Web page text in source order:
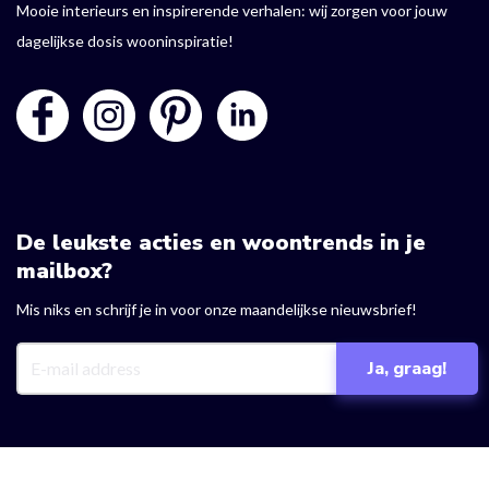
Mooie interieurs en inspirerende verhalen: wij zorgen voor jouw
dagelijkse dosis wooninspiratie!
De leukste acties en woontrends in je
mailbox?
Mis niks en schrijf je in voor onze maandelijkse nieuwsbrief!